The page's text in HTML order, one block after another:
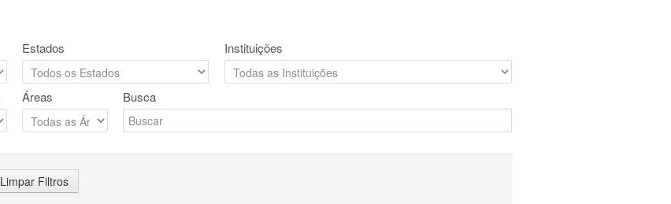
Estados Instituições
Áreas Busca
Limpar Filtros